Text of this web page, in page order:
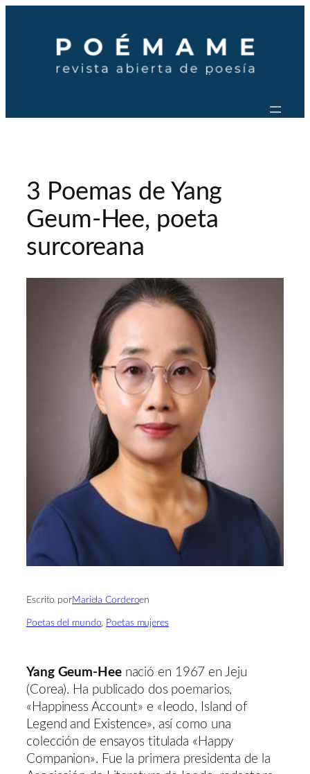
contenido
3 Poemas de Yang
Geum-Hee, poeta
surcoreana
Escrito porMariela Corderoen
Poetas del mundo, Poetas mujeres
Yang Geum-Hee nació en 1967 en Jeju
(Corea). Ha publicado dos poemarios,
«Happiness Account» e «Ieodo, Island of
Legend and Existence», así como una
colección de ensayos titulada «Happy
Companion». Fue la primera presidenta de la